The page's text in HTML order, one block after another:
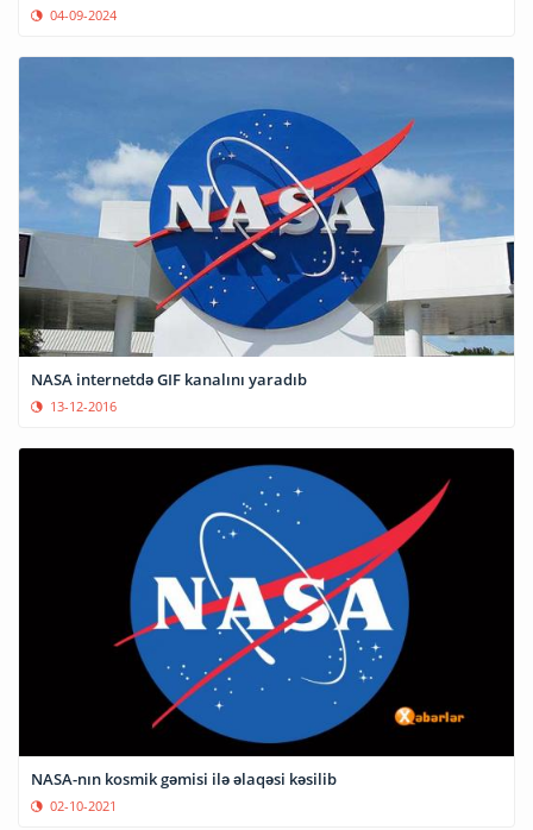
04-09-2024
NASA internetdə GIF kanalını yaradıb
13-12-2016
NASA-nın kosmik gəmisi ilə əlaqəsi kəsilib
02-10-2021